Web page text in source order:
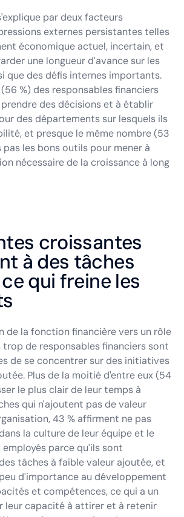
par deux facteurs
externes persistantes telles
économique actuel, incertain, et
une longueur d'avance sur les
que des défis internes importants.
%) des responsables financiers
des décisions et à établir
des départements sur lesquels ils
et presque le même nombre (53
les bons outils pour mener à
nécessaire de la croissance à long
croissantes
à des tâches
qui freine les
de la fonction financière vers un rôle
de responsables financiers sont
de se concentrer sur des initiatives
Plus de la moitié d'entre eux (54
le plus clair de leur temps à
qui n'ajoutent pas de valeur
43 % affirment ne pas
la culture de leur équipe et le
employés parce qu'ils sont
tâches à faible valeur ajoutée, et
d'importance au développement
et compétences, ce qui a un
leur capacité à attirer et à retenir